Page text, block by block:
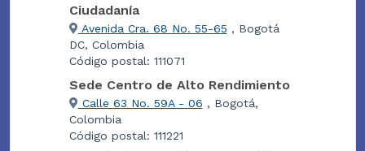
Ciudadanía
Avenida Cra. 68 No. 55-65 , Bogotá
DC, Colombia
Código postal: 111071
Sede Centro de Alto Rendimiento
Calle 63 No. 59A - 06 , Bogotá,
Colombia
Código postal: 111221